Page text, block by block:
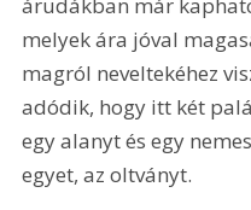
melyek ára jóval
magról neveltekéhez
adódik, hogy itt két
egy alanyt és egy
egyet, az oltványt.